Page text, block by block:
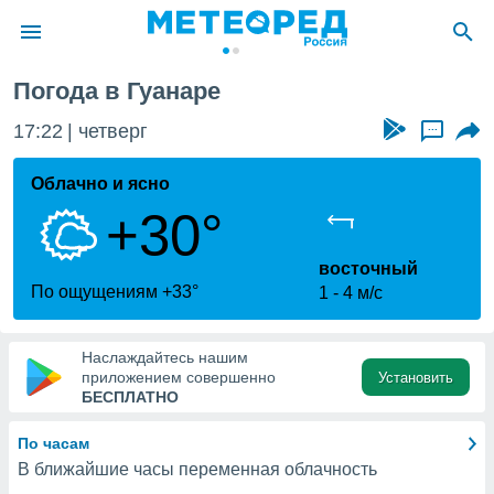
о
Вы можете
к этому
доступ
Погода в Гуанаре
17:22 четверг ...
Облачно и ясно
+30°
По ощущениям +33°
восточный
1
4 м/с
Наслаждайтесь нашим
приложением совершенно
БЕСПЛАТНО
Установить
По часам
В ближайшие часы переменная облачность